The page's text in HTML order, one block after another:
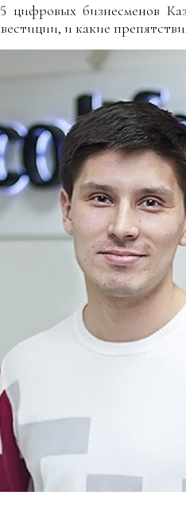
цифровых бизнесменов
и какие